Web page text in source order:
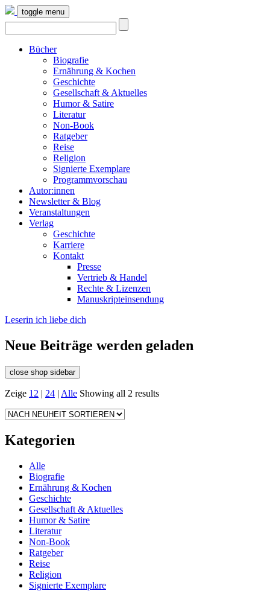
toggle menu
Bücher
Biografie
Ernährung & Kochen
Geschichte
Gesellschaft & Aktuelles
Humor & Satire
Literatur
Non-Book
Ratgeber
Reise
Religion
Signierte Exemplare
Programmvorschau
Autor:innen
Newsletter & Blog
Veranstaltungen
Verlag
Geschichte
Karriere
Kontakt
Presse
Vertrieb & Handel
Rechte & Lizenzen
Manuskripteinsendung
Leserin ich liebe dich
Neue Beiträge werden geladen
close shop sidebar
Zeige 12 | 24 | Alle Showing all 2 results
Kategorien
Alle
Biografie
Ernährung & Kochen
Geschichte
Gesellschaft & Aktuelles
Humor & Satire
Literatur
Non-Book
Ratgeber
Reise
Religion
Signierte Exemplare